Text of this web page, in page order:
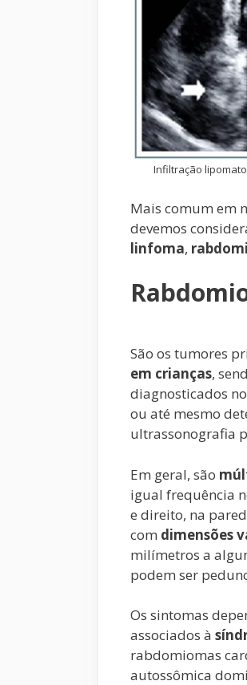
Infiltração
Mais comum em
devemos
linfoma,
São os tumores
em crianças,
diagnosticados
ou até mesmo
ultrassonografia
Em geral, são
igual frequência
e direito, na
com dimensões
milímetros a
podem ser
Os sintomas
associados à
rabdomiomas
autossômica